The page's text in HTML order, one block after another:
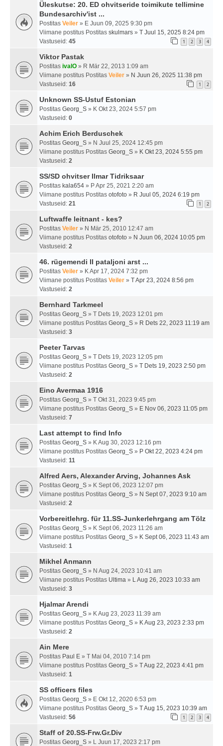
Üleskutse: 20. ED ohvitseride toimikute tellimine
Bundesarchiv'ist ...
Postitas Veiler » E Juun 09, 2025 9:30 pm
Viimane postitus Postitas skulmars » T Juul 15, 2025 8:24 pm
Vastuseid: 45 1 2 3 4
Viktor Pastak
Postitas ivalO » R Mär 22, 2013 1:09 am
Viimane postitus Postitas Veiler » N Juun 26, 2025 11:38 pm
Vastuseid: 16 1 2
Unknown SS-Ustuf Estonian
Postitas Georg_S » K Okt 23, 2024 5:57 pm
Vastuseid: 0
Achim Erich Berduschek
Postitas Georg_S » N Juul 25, 2024 12:45 pm
Viimane postitus Postitas Georg_S » K Okt 23, 2024 5:55 pm
Vastuseid: 2
SS/SD ohvitser Ilmar Tidriksaar
Postitas kala654 » P Apr 25, 2021 2:20 am
Viimane postitus Postitas otofoto » R Juul 05, 2024 6:19 pm
Vastuseid: 21 1 2
Luftwaffe leitnant - kes?
Postitas Veiler » N Mär 25, 2010 12:47 am
Viimane postitus Postitas otofoto » N Juun 06, 2024 10:05 pm
Vastuseid: 2
46. rügemendi II pataljoni arst ...
Postitas Veiler » K Apr 17, 2024 7:32 pm
Viimane postitus Postitas Veiler » T Apr 23, 2024 8:56 pm
Vastuseid: 2
Bernhard Tarkmeel
Postitas Georg_S » T Dets 19, 2023 12:01 pm
Viimane postitus Postitas Georg_S » R Dets 22, 2023 11:19 am
Vastuseid: 3
Peeter Tarvas
Postitas Georg_S » T Dets 19, 2023 12:05 pm
Viimane postitus Postitas Georg_S » T Dets 19, 2023 2:50 pm
Vastuseid: 2
Eino Avermaa 1916
Postitas Georg_S » T Okt 31, 2023 9:45 pm
Viimane postitus Postitas Georg_S » E Nov 06, 2023 11:05 pm
Vastuseid: 7
Last attempt to find Info
Postitas Georg_S » K Aug 30, 2023 12:16 pm
Viimane postitus Postitas Georg_S » P Okt 22, 2023 4:24 pm
Vastuseid: 11
Alfred Aers, Alexander Arving, Johannes Ask
Postitas Georg_S » K Sept 06, 2023 12:07 pm
Viimane postitus Postitas Georg_S » N Sept 07, 2023 9:10 am
Vastuseid: 2
Vorbereitlehrg. für 11.SS-Junkerlehrgang am Tölz
Postitas Georg_S » K Sept 06, 2023 11:26 am
Viimane postitus Postitas Georg_S » K Sept 06, 2023 11:43 am
Vastuseid: 1
Mikhel Anmann
Postitas Georg_S » N Aug 24, 2023 10:41 am
Viimane postitus Postitas Ultima » L Aug 26, 2023 10:33 am
Vastuseid: 3
Hjalmar Arendi
Postitas Georg_S » K Aug 23, 2023 11:39 am
Viimane postitus Postitas Georg_S » K Aug 23, 2023 2:33 pm
Vastuseid: 2
Ain Mere
Postitas Paul E » T Mai 04, 2010 7:14 pm
Viimane postitus Postitas Georg_S » T Aug 22, 2023 4:41 pm
Vastuseid: 1
SS officers files
Postitas Georg_S » E Okt 12, 2020 6:53 pm
Viimane postitus Postitas Georg_S » T Aug 15, 2023 10:39 am
Vastuseid: 56 1 2 3 4
Staff of 20.SS-Frw.Gr.Div
Postitas Georg_S » L Juun 17, 2023 2:17 pm